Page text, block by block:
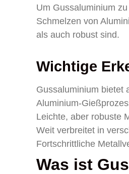
Um Gussaluminium
Schmelzen von
als auch robust sind.
Wichtige
Gussaluminium bietet
Aluminium-
Leichte, aber robuste
Weit verbreitet in
Fortschrittliche
Was ist